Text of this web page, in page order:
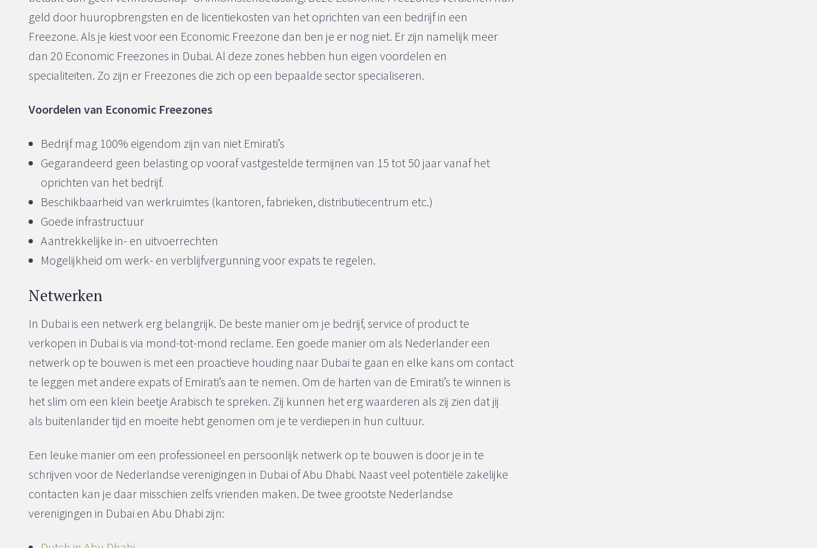
geld door huuropbrengsten en de licentiekosten van het oprichten van een bedrijf in een
Freezone. Als je kiest voor een Economic Freezone dan ben je er nog niet. Er zijn namelijk meer
dan 20 Economic Freezones in Dubai. Al deze zones hebben hun eigen voordelen en
specialiteiten. Zo zijn er Freezones die zich op een bepaalde sector specialiseren.
Voordelen van Economic Freezones
Bedrijf mag 100% eigendom zijn van niet Emirati’s
Gegarandeerd geen belasting op vooraf vastgestelde termijnen van 15 tot 50 jaar vanaf het
oprichten van het bedrijf.
Beschikbaarheid van werkruimtes (kantoren, fabrieken, distributiecentrum etc.)
Goede infrastructuur
Aantrekkelijke in- en uitvoerrechten
Mogelijkheid om werk- en verblijfvergunning voor expats te regelen.
Netwerken
In Dubai is een netwerk erg belangrijk. De beste manier om je bedrijf, service of product te
verkopen in Dubai is via mond-tot-mond reclame. Een goede manier om als Nederlander een
netwerk op te bouwen is met een proactieve houding naar Dubai te gaan en elke kans om contact
te leggen met andere expats of Emirati’s aan te nemen. Om de harten van de Emirati’s te winnen is
het slim om een klein beetje Arabisch te spreken. Zij kunnen het erg waarderen als zij zien dat jij
als buitenlander tijd en moeite hebt genomen om je te verdiepen in hun cultuur.
Een leuke manier om een professioneel en persoonlijk netwerk op te bouwen is door je in te
schrijven voor de Nederlandse verenigingen in Dubai of Abu Dhabi. Naast veel potentiële zakelijke
contacten kan je daar misschien zelfs vrienden maken. De twee grootste Nederlandse
verenigingen in Dubai en Abu Dhabi zijn: